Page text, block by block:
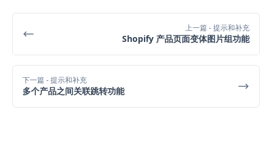
上一篇- 提示和补充
Shopify 产品页面变体图片组功能
下一篇- 提示和补充
多个产品之间关联跳转功能